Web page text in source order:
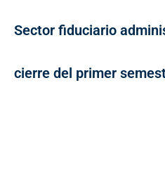
Sector fiduciario
cierre del primer